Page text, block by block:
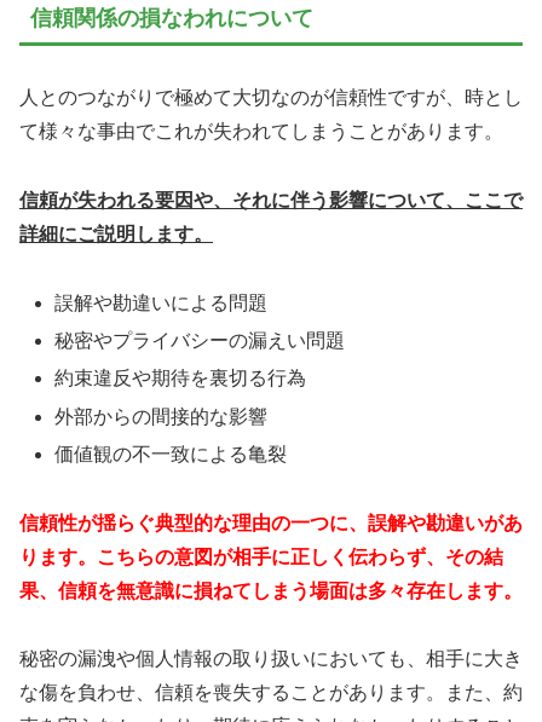
信頼関係の損なわれについて
人とのつながりで極めて大切なのが信頼性ですが、時とし
て様々な事由でこれが失われてしまうことがあります。
信頼が失われる要因や、それに伴う影響について、ここで
詳細にご説明します。
誤解や勘違いによる問題
秘密やプライバシーの漏えい問題
約束違反や期待を裏切る行為
外部からの間接的な影響
価値観の不一致による亀裂
信頼性が揺らぐ典型的な理由の一つに、誤解や勘違いがあ
ります。こちらの意図が相手に正しく伝わらず、その結
果、信頼を無意識に損ねてしまう場面は多々存在します。
秘密の漏洩や個人情報の取り扱いにおいても、相手に大き
な傷を負わせ、信頼を喪失することがあります。また、約